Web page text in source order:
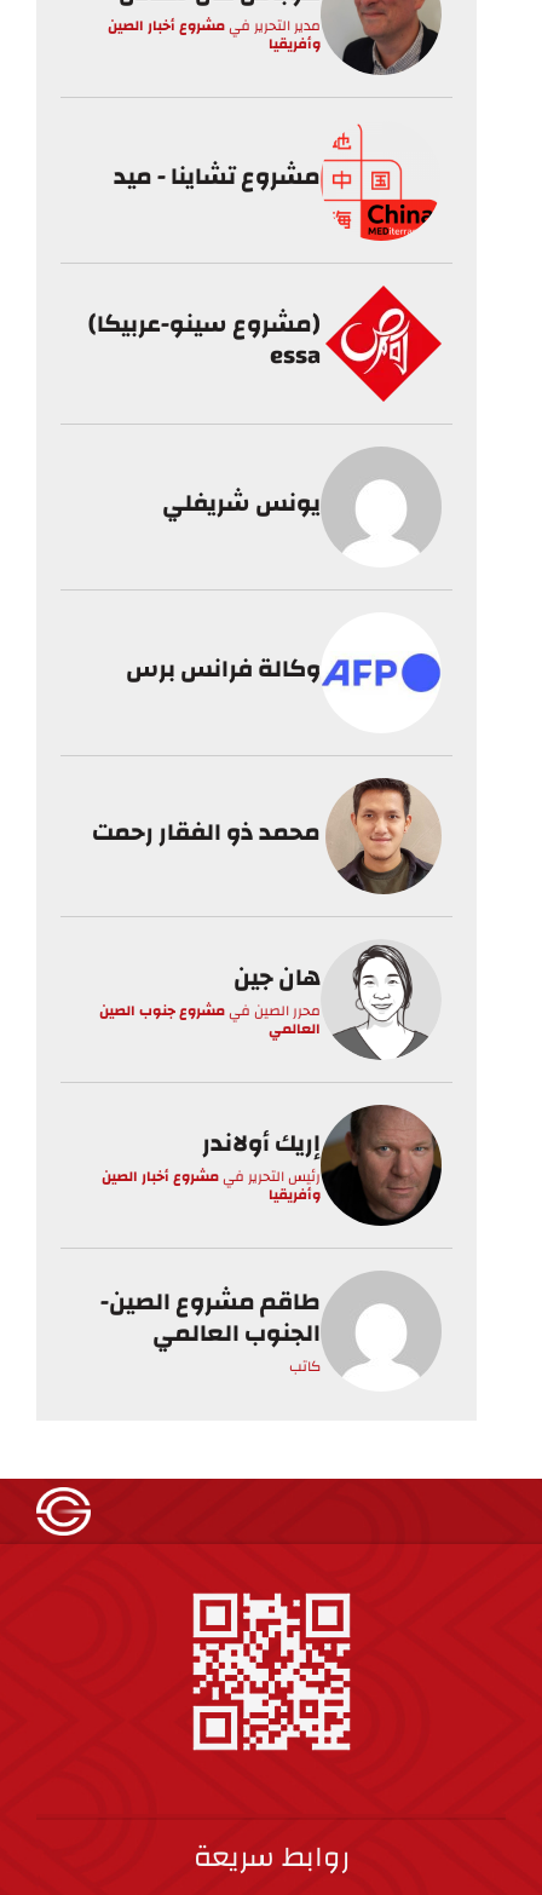
مدير التحرير فيمشروع أخبار الصين
وأفريقيا
مشروع تشاينا - ميد
(مشروع سينو-عربيكا)
essa
يونس شريفلي
وكالة فرانس برس
محمد ذو الفقار رحمت
هان جين
محرر الصينفيمشروع جنوب الصين
العالمي
إريك أولاندر
رئيس التحرير فيمشروع أخبار الصين
وأفريقيا
طاقم مشروع الصين-
الجنوب العالمي
كاتب
روابط سريعة